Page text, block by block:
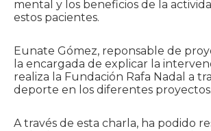
mental y los beneficios de la
estos pacientes.
Eunate Gómez, reponsable de
la encargada de explicar la
realiza la Fundación Rafa Nadal a
deporte en los diferentes proyectos.
A través de esta charla, ha podido